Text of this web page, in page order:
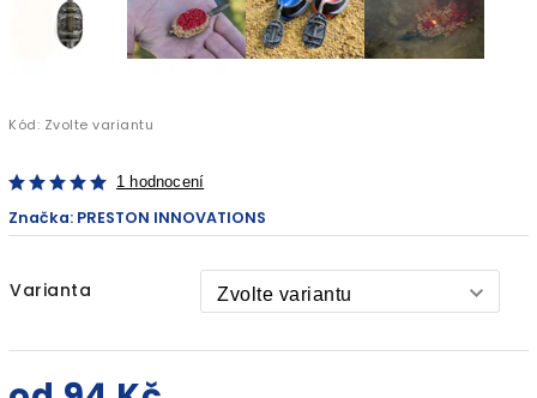
Kód: Zvolte variantu
1 hodnocení
Značka: PRESTON INNOVATIONS
Varianta